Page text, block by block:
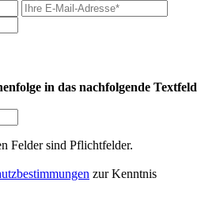
in das nachfolgende Textfeld
Felder sind Pflichtfelder.
zur Kenntnis